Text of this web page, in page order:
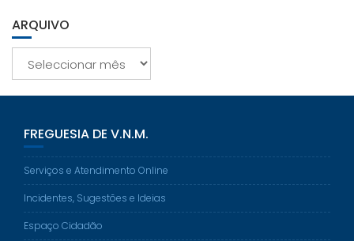
ARQUIVO
FREGUESIA DE V.N.M.
Serviços e Atendimento Online
Incidentes, Sugestões e Ideias
Espaço Cidadão